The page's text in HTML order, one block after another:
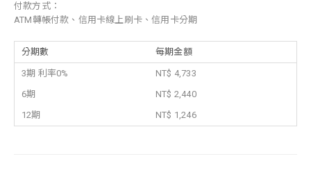
付款方式：
ATM轉帳付款、信用卡線上刷卡、信用卡分期
分期數 每期金額
3期 利率0%
NT$ 4,733
6期
NT$ 2,440
12期
NT$ 1,246